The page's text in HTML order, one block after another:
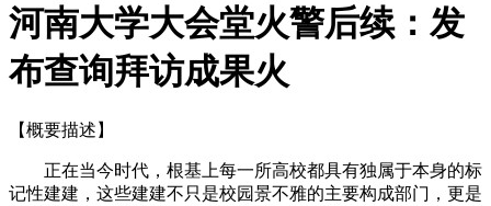
河南大学大会堂火警后续：发
布查询拜访成果火
【概要描述】
正在当今时代，根基上每一所高校都具有独属于本身的标
记性建建，这些建建不只是校园景不雅的主要构成部门，更是